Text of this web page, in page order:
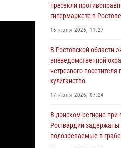
При содействии
Ростовской области
В Ростовской области
вневедомственной
нетрезвого посетителя
Сотрудники
пресекли
пресекли
гипермаркете в
16 июля 2026, 11:27
В Ростовской области
вневедомственной
нетрезвого посетителя
хулиганство
17 июля 2026, 07:24
В донском регионе при
Росгвардии
подозреваемые в